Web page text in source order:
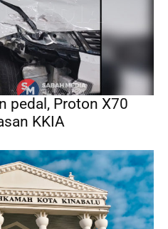
pedal, Proton X70
KKIA